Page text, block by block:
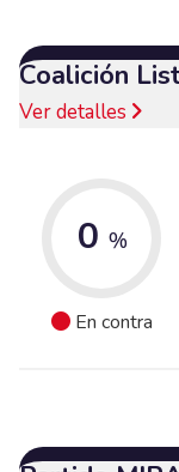
Coalición
Ver detalles
0 %
En contra